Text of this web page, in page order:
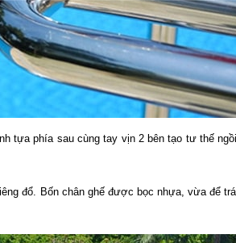
tựa phía sau cùng tay vịn 2 bên tạo tư thế
đổ. Bốn chân ghế được bọc nhựa, vừa để